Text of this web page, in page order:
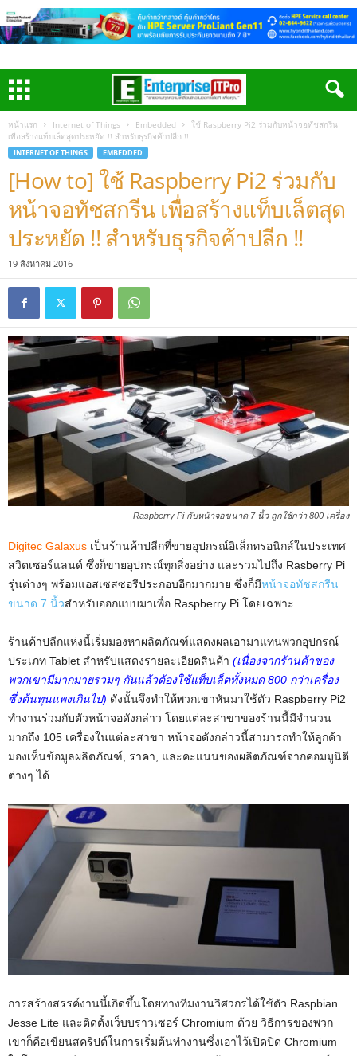
หน้าแรก Internet of Things Embedded
ใช้ Raspberry Pi2 ร่วมกับหน้าจอทัชสกรีน
เพื่อสร้างแท็บเล็ตสุดประหยัด !! สำหรับธุรกิจค้าปลีก !!
INTERNET OF THINGS EMBEDDED
[How to] ใช้ Raspberry Pi2 ร่วมกับ
หน้าจอทัชสกรีน เพื่อสร้างแท็บเล็ตสุด
ประหยัด !! สำหรับธุรกิจค้าปลีก !!
19 สิงหาคม 2016
Raspberry Pi กับหน้าจอขนาด 7 นิ้ว ถูกใช้กว่า 800 เครื่อง
Digitec Galaxus เป็นร้านค้าปลีกที่ขายอุปกรณ์อิเล็กทรอนิกส์ในประเทศ
สวิตเซอร์แลนด์ ซึ่งก็ขายอุปกรณ์ทุกสิ่งอย่าง และรวมไปถึง Rasberry Pi
รุ่นต่างๆ พร้อมแอสเซสซอรีประกอบอีกมากมาย ซึ่งก็มีหน้าจอทัชสกรีน
ขนาด 7 นิ้วสำหรับออกแบบมาเพื่อ Raspberry Pi โดยเฉพาะ
ร้านค้าปลีกแห่งนี้เริ่มมองหาผลิตภัณฑ์แสดงผลเอามาแทนพวกอุปกรณ์
ประเภท Tablet สำหรับแสดงรายละเอียดสินค้า (เนื่องจากร้านค้าของ
พวกเขามีมากมายรวมๆ กันแล้วต้องใช้แท็บเล็ตทั้งหมด 800 กว่าเครื่อง
ซึ่งต้นทุนแพงเกินไป) ดังนั้นจึงทำให้พวกเขาหันมาใช้ตัว Raspberry Pi2
ทำงานร่วมกับตัวหน้าจอดังกล่าว โดยแต่ละสาขาของร้านนี้มีจำนวน
มากถึง 105 เครื่องในแต่ละสาขา หน้าจอดังกล่าวนี้สามารถทำให้ลูกค้า
มองเห็นข้อมูลผลิตภัณฑ์, ราคา, และคะแนนของผลิตภัณฑ์จากคอมมูนิตี
ต่างๆ ได้
การสร้างสรรค์งานนี้เกิดขึ้นโดยทางทีมงานวิศวกรได้ใช้ตัว Raspbian
Jesse Lite และติดตั้งเว็บบราวเซอร์ Chromium ด้วย วิธีการของพวก
เขาก็คือเขียนสคริปต์ในการเริ่มต้นทำงานซึ่งเอาไว้เปิดปิด Chromium